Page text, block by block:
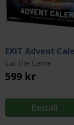
Exit the Game
599 kr
Beställ